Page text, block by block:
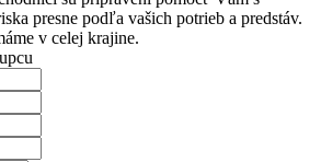
presne podľa vašich potrieb a predstáv.
v celej krajine.